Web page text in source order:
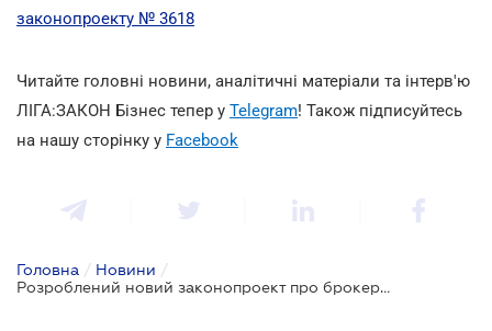
законопроекту № 3618
Читайте головні новини, аналітичні матеріали та інтерв'ю
ЛІГА:ЗАКОН Бізнес тепер у Telegram! Також підписуйтесь
на нашу сторінку у Facebook
Головна / Новини /
Розроблений новий законопроект про брокерську діяльність у сфері нерухомості